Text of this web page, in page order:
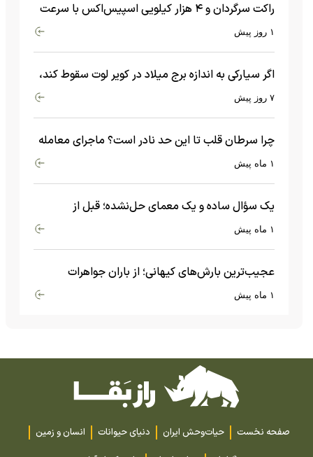
راکت سرگردان و ۴ هزار کیلویی اسپیس‌اکس با سرعت
هشت هزار و ۶۹۰ کیلومتر در ساعت به ماه برخورد کرد۱ روز پیش
اگر سیارکی به اندازه برج میلاد در کویر لوت سقوط کند،
چه اتفاقی می‌افتد؟
۷ روز پیش
چرا سرطان قلب تا این حد نادر است؟ ماجرای معامله
عجیبی که در بدن اتفاق می‌افتد!۱ ماه پیش
یک سؤال ساده و یک معمای حل‌نشده؛ قبل از
بیگ‌بنگ و آغاز جهان چه چیزی وجود داشت؟۱ ماه پیش
عجیب‌ترین بارش‌های کیهانی؛ از باران جواهرات
گران‌قیمت تا بارش آهن و شیشه۱ ماه پیش
صفحه نخست حیات‌وحش ایران دنیای حیوانات
انسان و زمین